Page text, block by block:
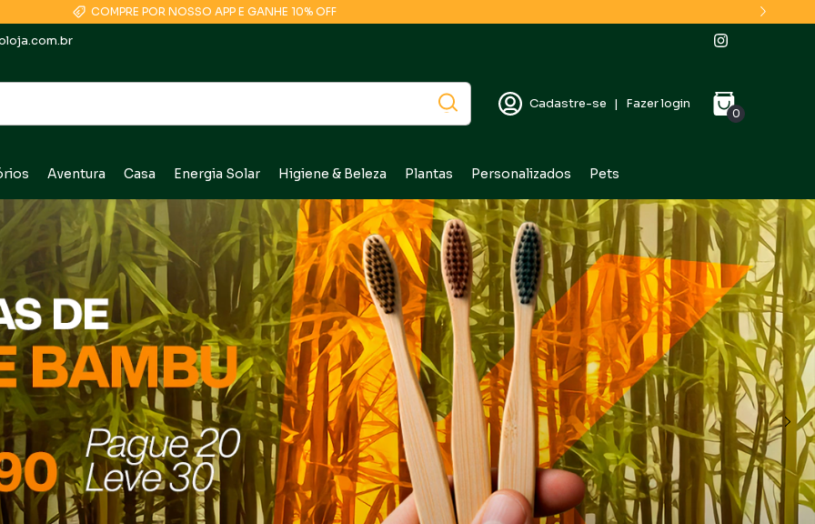
COMPRE POR NOSSO APP E GANHE 10% OFF
Cadastre-se | Fazer login
0
Aventura Casa Energia Solar Higiene & Beleza Plantas Personalizados Pets